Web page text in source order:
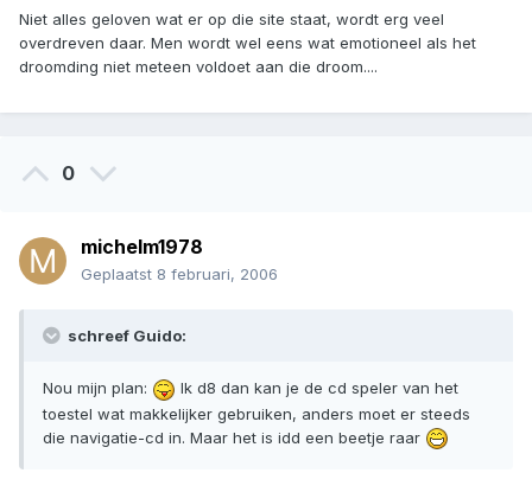
Niet alles geloven wat er op die site staat, wordt erg veel
overdreven daar. Men wordt wel eens wat emotioneel als het
droomding niet meteen voldoet aan die droom....
0
michelm1978
Geplaatst 8 februari, 2006
schreef Guido:
Nou mijn plan:
Ik d8 dan kan je de cd speler van het
toestel wat makkelijker gebruiken, anders moet er steeds
die navigatie-cd in. Maar het is idd een beetje raar